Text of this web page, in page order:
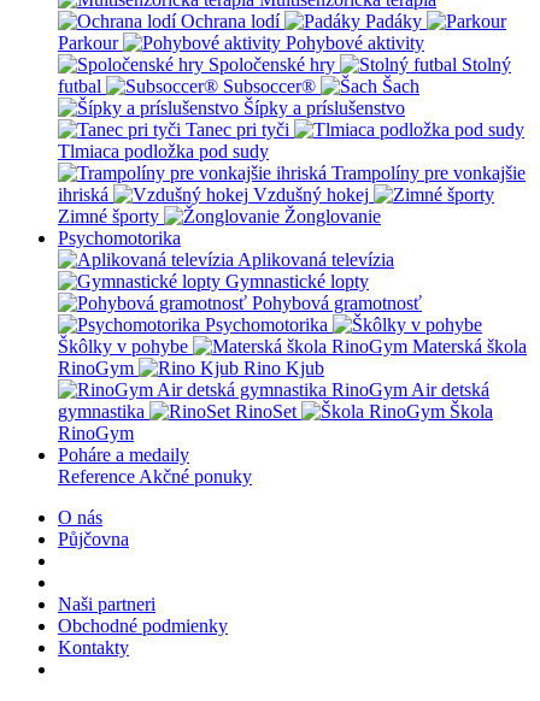
Ochrana lodí
Padáky
Parkour
Pohybové aktivity
Spoločenské hry
Stolný
futbal
Subsoccer®
Šach
Šípky a príslušenstvo
Tanec pri tyči
Tlmiaca podložka pod sudy
Trampolíny pre vonkajšie
ihriská
Vzdušný hokej
Zimné športy
Žonglovanie
Psychomotorika
Aplikovaná televízia
Gymnastické lopty
Pohybová gramotnosť
Psychomotorika
Škôlky v pohybe
Materská škola
RinoGym
Rino Kjub
RinoGym Air detská
gymnastika
RinoSet
Škola
RinoGym
Poháre a medaily
Reference Akčné ponuky
O nás
Půjčovna
Naši partneri
Obchodné podmienky
Kontakty